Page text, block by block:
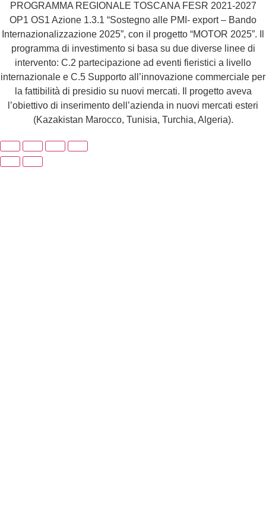
PROGRAMMA REGIONALE TOSCANA FESR 2021-2027
OP1 OS1 Azione 1.3.1 “Sostegno alle PMI- export – Bando
Internazionalizzazione 2025”, con il progetto “MOTOR 2025”. Il
programma di investimento si basa su due diverse linee di
intervento: C.2 partecipazione ad eventi fieristici a livello
internazionale e C.5 Supporto all’innovazione commerciale per
la fattibilità di presidio su nuovi mercati. Il progetto aveva
l’obiettivo di inserimento dell’azienda in nuovi mercati esteri
(Kazakistan Marocco, Tunisia, Turchia, Algeria).